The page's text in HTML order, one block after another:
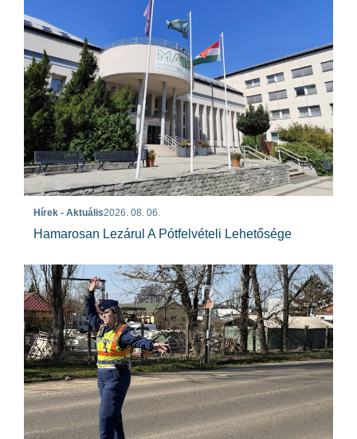
Hírek - Aktuális2026. 08. 06.
Hamarosan Lezárul A Pótfelvételi Lehetősége